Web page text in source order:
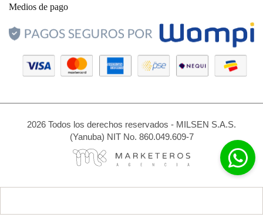
Medios de pago
2026 Todos los derechos reservados - MILSEN S.A.S.
(Yanuba) NIT No. 860.049.609-7